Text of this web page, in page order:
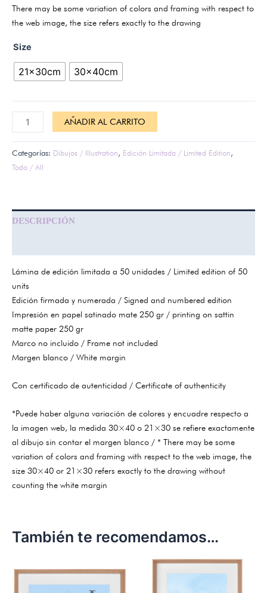
There may be some variation of colors and framing with respect to
the web image, the size refers exactly to the drawing
Size
21x30cm 30x40cm
AÑADIR AL CARRITO
Categorías: Dibujos / Illustration, Edición Limitada / Limited Edition,
Todo / All
DESCRIPCIÓN
Lámina de edición limitada a 50 unidades / Limited edition of 50
units
Edición firmada y numerada / Signed and numbered edition
Impresión en papel satinado mate 250 gr / printing on sattin
matte paper 250 gr
Marco no incluido / Frame not included
Margen blanco / White margin
Con certificado de autenticidad / Certificate of authenticity
*Puede haber alguna variación de colores y encuadre respecto a
la imagen web, la medida 30×40 o 21×30 se refiere exactamente
al dibujo sin contar el margen blanco / * There may be some
variation of colors and framing with respect to the web image, the
size 30×40 or 21×30 refers exactly to the drawing without
counting the white margin
También te recomendamos…